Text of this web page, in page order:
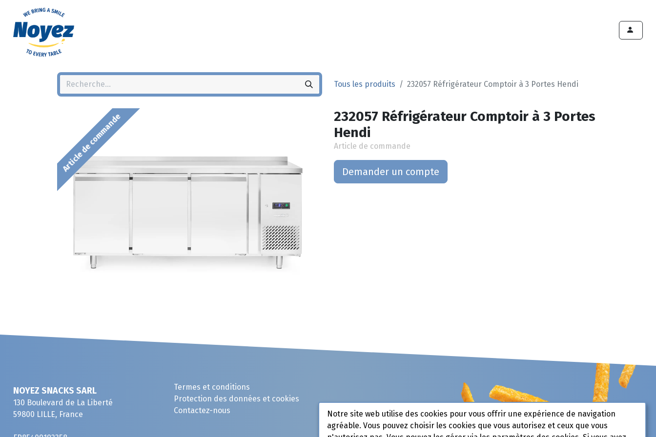
Tous les produits 232057 Réfrigérateur Comptoir à 3 Portes Hendi
Article de commande
232057 Réfrigérateur Comptoir à 3 Portes
Hendi
Article de commande
Demander un compte
NOYEZ SNACKS SARL
130 Boulevard de La Liberté
59800 LILLE, France
Termes et conditions
Protection des données et cookies
Contactez-nous
Notre site web utilise des cookies pour vous offrir une expérience de navigation
agréable. Vous pouvez choisir les cookies que vous autorisez et ceux que vous